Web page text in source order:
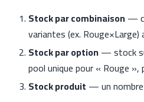
Stock par combinaison—
variantes (ex.
Stock par option— stock
pool unique pour « Rouge
Stock produit — un